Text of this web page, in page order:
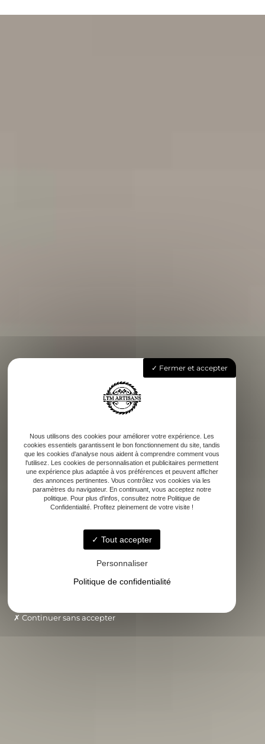
Fermer et accepter
Nous utilisons des cookies pour améliorer votre expérience. Les
cookies essentiels garantissent le bon fonctionnement du site, tandis
que les cookies d'analyse nous aident à comprendre comment vous
l'utilisez. Les cookies de personnalisation et publicitaires permettent
une expérience plus adaptée à vos préférences et peuvent afficher
des annonces pertinentes. Vous contrôlez vos cookies via les
paramètres du navigateur. En continuant, vous acceptez notre
politique. Pour plus d'infos, consultez notre Politique de
Confidentialité. Profitez pleinement de votre visite !
Tout accepter
Personnaliser
Politique de confidentialité
Continuer sans accepter